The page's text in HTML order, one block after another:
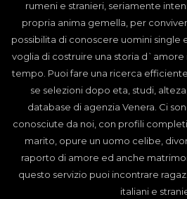
rumeni e stranieri, seriamente
propria anima gemella, per
possibilita di conoscere uomini single
voglia di costruire una storia
tempo. Puoi fare una ricerca
se selezioni dopo eta, studi,
database di agenzia Venera. Ci
conosciute da noi, con profili
marito, opure un uomo celibe,
raporto di amore ed anche
questo servizio puoi incontrare
italiani e